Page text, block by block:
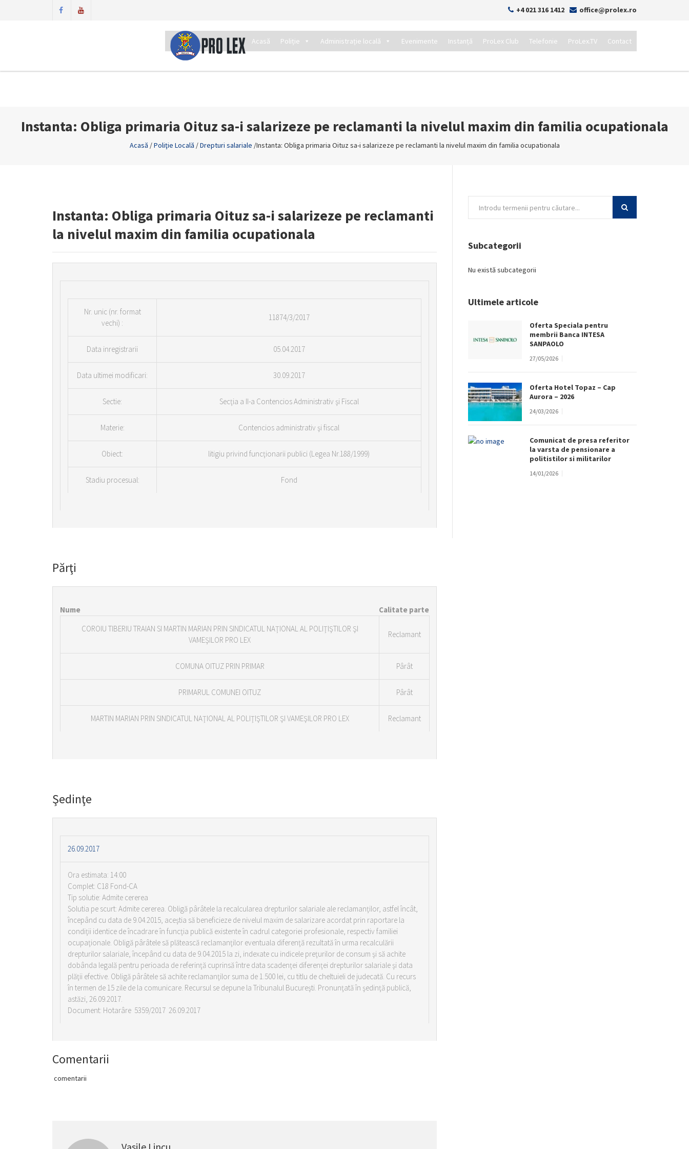
+4 021 316 1412 office@prolex.ro
Acasă Poliție Administrație locală Evenimente Instanță ProLex Club Telefonie ProLex.TV Contact
Instanta: Obliga primaria Oituz sa-i salarizeze pe reclamanti la nivelul maxim din familia ocupationala
Acasă /Poliţie Locală /Drepturi salariale /Instanta: Obliga primaria Oituz sa-i salarizeze pe reclamanti la nivelul maxim din familia ocupationala
Instanta: Obliga primaria Oituz sa-i salarizeze pe reclamanti
la nivelul maxim din familia ocupationala
Nr. unic (nr. format
vechi) :
11874/3/2017
Data inregistrarii 05.04.2017
Data ultimei modificari: 30.09.2017
Sectie: Secţia a II-a Contencios Administrativ şi Fiscal
Materie: Contencios administrativ şi fiscal
Obiect: litigiu privind funcţionarii publici (Legea Nr.188/1999)
Stadiu procesual: Fond
Părţi
Nume
Calitate parte
COROIU TIBERIU TRAIAN SI MARTIN MARIAN PRIN SINDICATUL NAŢIONAL AL POLIŢIŞTILOR ŞI
VAMEŞILOR PRO LEX
Reclamant
COMUNA OITUZ PRIN PRIMAR Pârât
PRIMARUL COMUNEI OITUZ Pârât
MARTIN MARIAN PRIN SINDICATUL NAŢIONAL AL POLIŢIŞTILOR ŞI VAMEŞILOR PRO LEX Reclamant
Şedinţe
26.09.2017
Ora estimata: 14:00
Complet: C18 Fond-CA
Tip solutie: Admite cererea
Solutia pe scurt: Admite cererea. Obligă pârâtele la recalcularea drepturilor salariale ale reclamanţilor, astfel încât,
începând cu data de 9.04.2015, aceştia să beneficieze de nivelul maxim de salarizare acordat prin raportare la
condiţii identice de încadrare în funcţia publică existente în cadrul categoriei profesionale, respectiv familiei
ocupaţionale. Obligă pârâtele să plătească reclamanţilor eventuala diferenţă rezultată în urma recalculării
drepturilor salariale, începând cu data de 9.04.2015 la zi, indexate cu indicele preţurilor de consum şi să achite
dobânda legală pentru perioada de referinţă cuprinsă între data scadenţei diferenţei drepturilor salariale şi data
plăţii efective. Obligă pârâtele să achite reclamanţilor suma de 1.500 lei, cu titlu de cheltuieli de judecată. Cu recurs
în termen de 15 zile de la comunicare. Recursul se depune la Tribunalul Bucureşti. Pronunţată în şedinţă publică,
astăzi, 26.09.2017.
Document: Hotarâre 5359/2017 26.09.2017
Comentarii
comentarii
Subcategorii
Nu există subcategorii
Ultimele articole
Oferta Speciala pentru
membrii Banca INTESA
SANPAOLO
27/05/2026
Oferta Hotel Topaz – Cap
Aurora – 2026
24/03/2026
Comunicat de presa referitor
la varsta de pensionare a
politistilor si militarilor
14/01/2026